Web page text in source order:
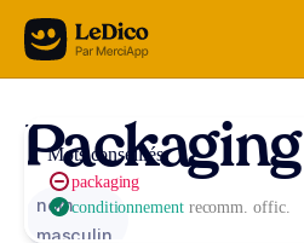
Aller au contenu
Packaging
nom
masculin
Mots conseillés
packaging
conditionnement recomm. offic.